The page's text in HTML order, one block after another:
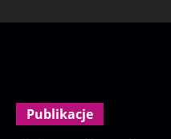
Publikacje